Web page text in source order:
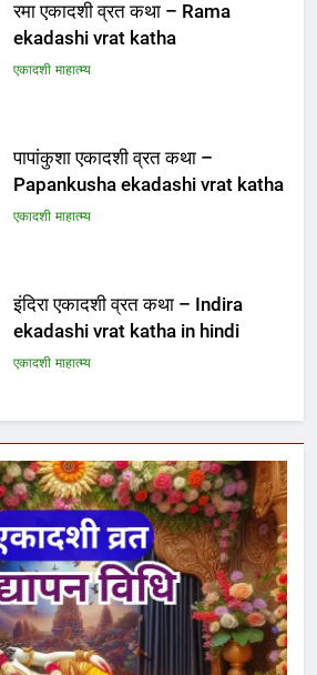
रमा एकादशी व्रत कथा – Rama
ekadashi vrat katha
एकादशी माहात्म्य
पापांकुशा एकादशी व्रत कथा –
Papankusha ekadashi vrat katha
एकादशी माहात्म्य
इंदिरा एकादशी व्रत कथा – Indira
ekadashi vrat katha in hindi
एकादशी माहात्म्य
ekadashi vrat katha in hindi
एकादशी माहात्म्य
अजा एकादशी व्रत कथा – aja
ekadashi katha in hindi
एकादशी माहात्म्य